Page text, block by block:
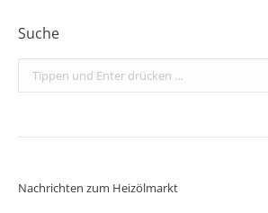
Suche
Search:
Nachrichten zum Heizölmarkt